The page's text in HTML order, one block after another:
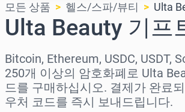
모든 상품 헬스/스파/뷰티 Ulta
Ulta Beauty 기프
Bitcoin, Ethereum, USDC, USDT,
250개 이상의 암호화폐로 Ulta
드를 구매하십시오. 결제가 완료
우처 코드를 즉시 보내드립니다.